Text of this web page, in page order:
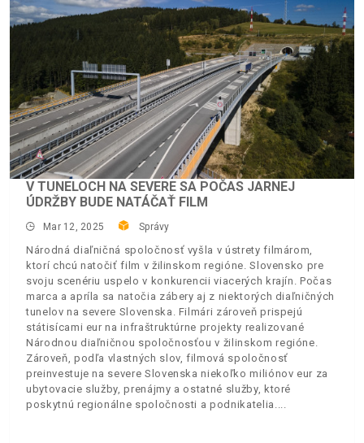
V TUNELOCH NA SEVERE SA POČAS JARNEJ
ÚDRŽBY BUDE NATÁČAŤ FILM
Mar 12, 2025 Správy
Národná diaľničná spoločnosť vyšla v ústrety filmárom,
ktorí chcú natočiť film v žilinskom regióne. Slovensko pre
svoju scenériu uspelo v konkurencii viacerých krajín. Počas
marca a apríla sa natočia zábery aj z niektorých diaľničných
tunelov na severe Slovenska. Filmári zároveň prispejú
státisícami eur na infraštruktúrne projekty realizované
Národnou diaľničnou spoločnosťou v žilinskom regióne.
Zároveň, podľa vlastných slov, filmová spoločnosť
preinvestuje na severe Slovenska niekoľko miliónov eur za
ubytovacie služby, prenájmy a ostatné služby, ktoré
poskytnú regionálne spoločnosti a podnikatelia.